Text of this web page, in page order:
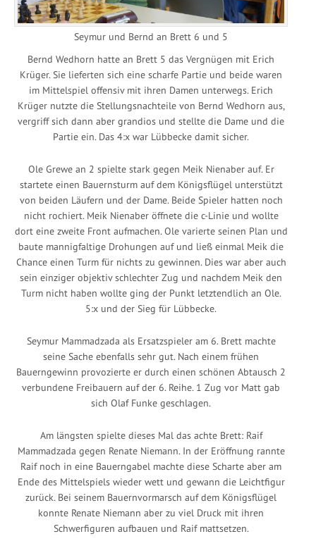
Seymur und Bernd an Brett 6 und 5
Bernd Wedhorn hatte an Brett 5 das Vergnügen mit Erich
Krüger. Sie lieferten sich eine scharfe Partie und beide waren
im Mittelspiel offensiv mit ihren Damen unterwegs. Erich
Krüger nutzte die Stellungsnachteile von Bernd Wedhorn aus,
vergriff sich dann aber grandios und stellte die Dame und die
Partie ein. Das 4:x war Lübbecke damit sicher.
Ole Grewe an 2 spielte stark gegen Meik Nienaber auf. Er
startete einen Bauernsturm auf dem Königsflügel unterstützt
von beiden Läufern und der Dame. Beide Spieler hatten noch
nicht rochiert. Meik Nienaber öffnete die c-Linie und wollte
dort eine zweite Front aufmachen. Ole varierte seinen Plan und
baute mannigfaltige Drohungen auf und ließ einmal Meik die
Chance einen Turm für nichts zu gewinnen. Dies war aber auch
sein einziger objektiv schlechter Zug und nachdem Meik den
Turm nicht haben wollte ging der Punkt letztendlich an Ole.
5:x und der Sieg für Lübbecke.
Seymur Mammadzada als Ersatzspieler am 6. Brett machte
seine Sache ebenfalls sehr gut. Nach einem frühen
Bauerngewinn provozierte er durch einen schönen Abtausch 2
verbundene Freibauern auf der 6. Reihe. 1 Zug vor Matt gab
sich Olaf Funke geschlagen.
Am längsten spielte dieses Mal das achte Brett: Raif
Mammadzada gegen Renate Niemann. In der Eröffnung rannte
Raif noch in eine Bauerngabel machte diese Scharte aber am
Ende des Mittelspiels wieder wett und gewann die Leichtfigur
zurück. Bei seinem Bauernvormarsch auf dem Königsflügel
konnte Renate Niemann aber zu viel Druck mit ihren
Schwerfiguren aufbauen und Raif mattsetzen.